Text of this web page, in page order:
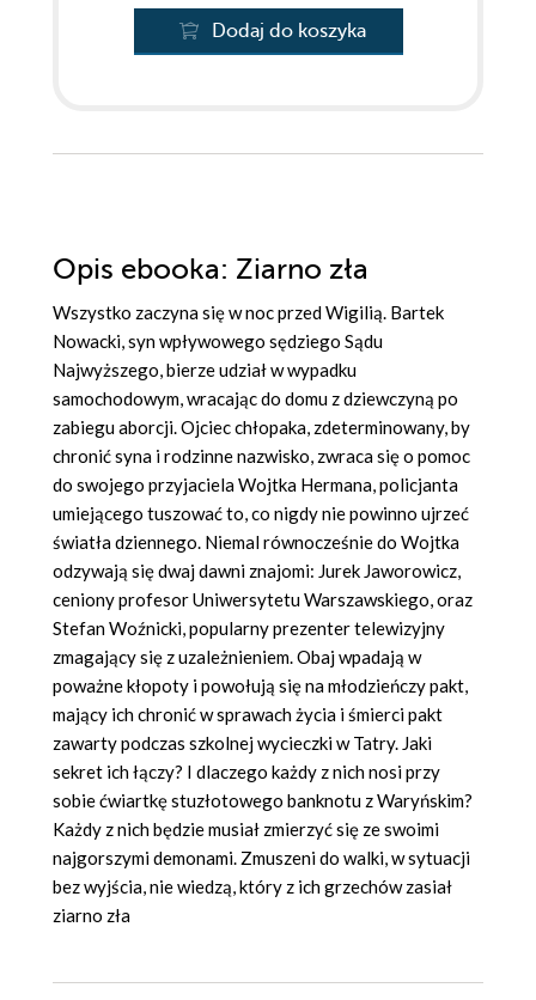
Dodaj do koszyka
Opis ebooka: Ziarno zła
Wszystko zaczyna się w noc przed Wigilią. Bartek
Nowacki, syn wpływowego sędziego Sądu
Najwyższego, bierze udział w wypadku
samochodowym, wracając do domu z dziewczyną po
zabiegu aborcji. Ojciec chłopaka, zdeterminowany, by
chronić syna i rodzinne nazwisko, zwraca się o pomoc
do swojego przyjaciela Wojtka Hermana, policjanta
umiejącego tuszować to, co nigdy nie powinno ujrzeć
światła dziennego. Niemal równocześnie do Wojtka
odzywają się dwaj dawni znajomi: Jurek Jaworowicz,
ceniony profesor Uniwersytetu Warszawskiego, oraz
Stefan Woźnicki, popularny prezenter telewizyjny
zmagający się z uzależnieniem. Obaj wpadają w
poważne kłopoty i powołują się na młodzieńczy pakt,
mający ich chronić w sprawach życia i śmierci pakt
zawarty podczas szkolnej wycieczki w Tatry. Jaki
sekret ich łączy? I dlaczego każdy z nich nosi przy
sobie ćwiartkę stuzłotowego banknotu z Waryńskim?
Każdy z nich będzie musiał zmierzyć się ze swoimi
najgorszymi demonami. Zmuszeni do walki, w sytuacji
bez wyjścia, nie wiedzą, który z ich grzechów zasiał
ziarno zła